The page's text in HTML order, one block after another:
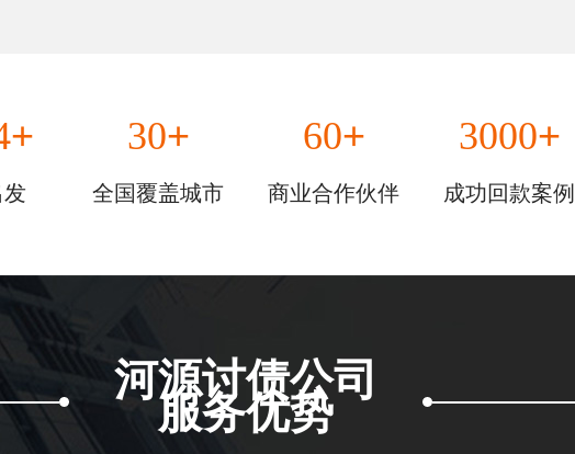
+
发
30+
全国覆盖城市
60+
商业合作伙伴
3000+
成功回款案例
河源讨债公司
服务优势